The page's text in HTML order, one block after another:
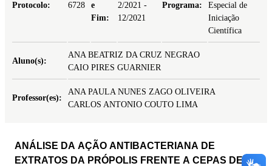
Protocolo: 6728
e
Fim:
2/2021 -
12/2021
Programa:
Especial de
Iniciação
Científica
Aluno(s):
ANA BEATRIZ DA CRUZ NEGRAO
CAIO PIRES GUARNIER
Professor(es):
ANA PAULA NUNES ZAGO OLIVEIRA
CARLOS ANTONIO COUTO LIMA
ANÁLISE DA AÇÃO ANTIBACTERIANA DE
EXTRATOS DA PRÓPOLIS FRENTE A CEPAS DE S.